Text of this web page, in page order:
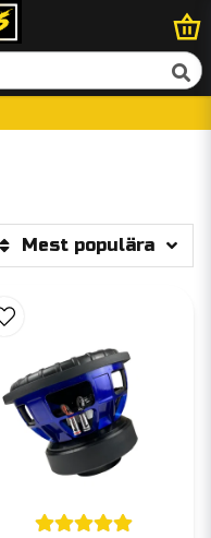
Mest populära